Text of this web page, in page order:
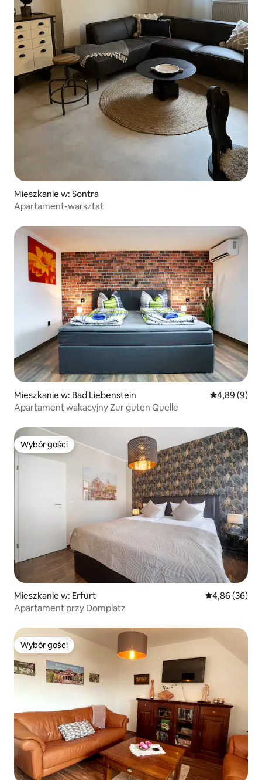
Mieszkanie w: Sontra
Apartament-warsztat
Mieszkanie w: Bad Liebenstein Średnia
4,89 (9)
Apartament wakacyjny Zur guten Quelle
Wybór gości
Wybór gości
Mieszkanie w: Erfurt Średnia
4,86 (36)
Apartament przy Domplatz
Wybór gości
Wybór gości